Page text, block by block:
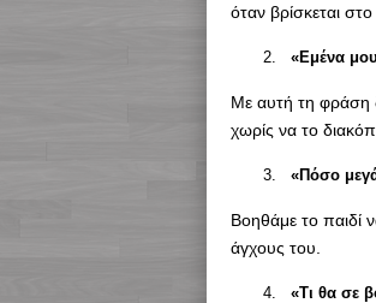
όταν βρίσκεται
«Εμένα
Με αυτή τη φράση
χωρίς να το
«Πόσο
Βοηθάμε το παιδί
άγχους του.
«Τι θα σε